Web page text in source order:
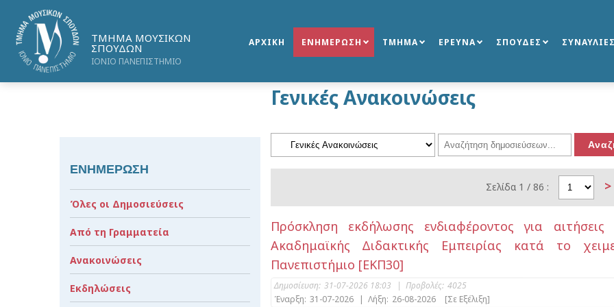
ΤΜΗΜΑ ΜΟΥΣΙΚΩΝ
ΣΠΟΥΔΩΝ
ΙΟΝΙΟ ΠΑΝΕΠΙΣΤΗΜΙΟ
ΑΡΧΙΚΗ ΕΝΗΜΕΡΩΣΗ ΤΜΗΜΑ ΕΡΕΥΝΑ ΣΠΟΥΔΕΣ ΣΥΝΑΥΛΙΕΣ
Γενικές Ανακοινώσεις
Σελίδα 1 / 86 : >
Πρόσκληση εκδήλωσης ενδιαφέροντος για
Ακαδημαϊκής Διδακτικής Εμπειρίας κατά το
Πανεπιστήμιο [ΕΚΠ30]
Δημοσίευση: 31-07-2026 18:03 | Προβολές: 4025
Έναρξη: 31-07-2026 | Λήξη: 26-08-2026
[Σε Εξέλιξη]
ΕΝΗΜΕΡΩΣΗ
Όλες οι Δημοσιεύσεις
Από τη Γραμματεία
Ανακοινώσεις
Εκδηλώσεις